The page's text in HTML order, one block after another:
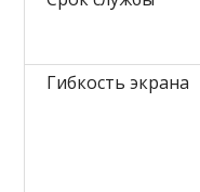
Гибкость экрана